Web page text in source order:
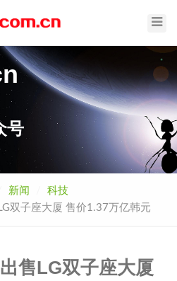
号
新闻
科技
双子座大厦 售价1.37万亿韩元
售LG双子座大厦